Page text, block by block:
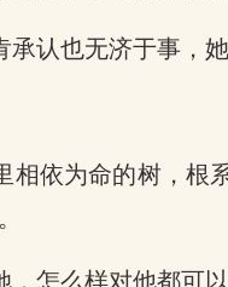
认也无济于事，
相依为命的树，根
怎么样对他都可